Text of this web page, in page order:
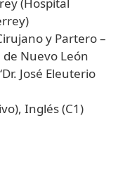
y Partero –
Nuevo León
José Eleuterio
Inglés (C1)